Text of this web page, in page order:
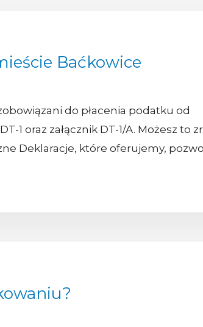
Baćkowice
do płacenia podatku od
1 oraz załącznik DT-1/A. Możesz to
Deklaracje, które oferujemy,